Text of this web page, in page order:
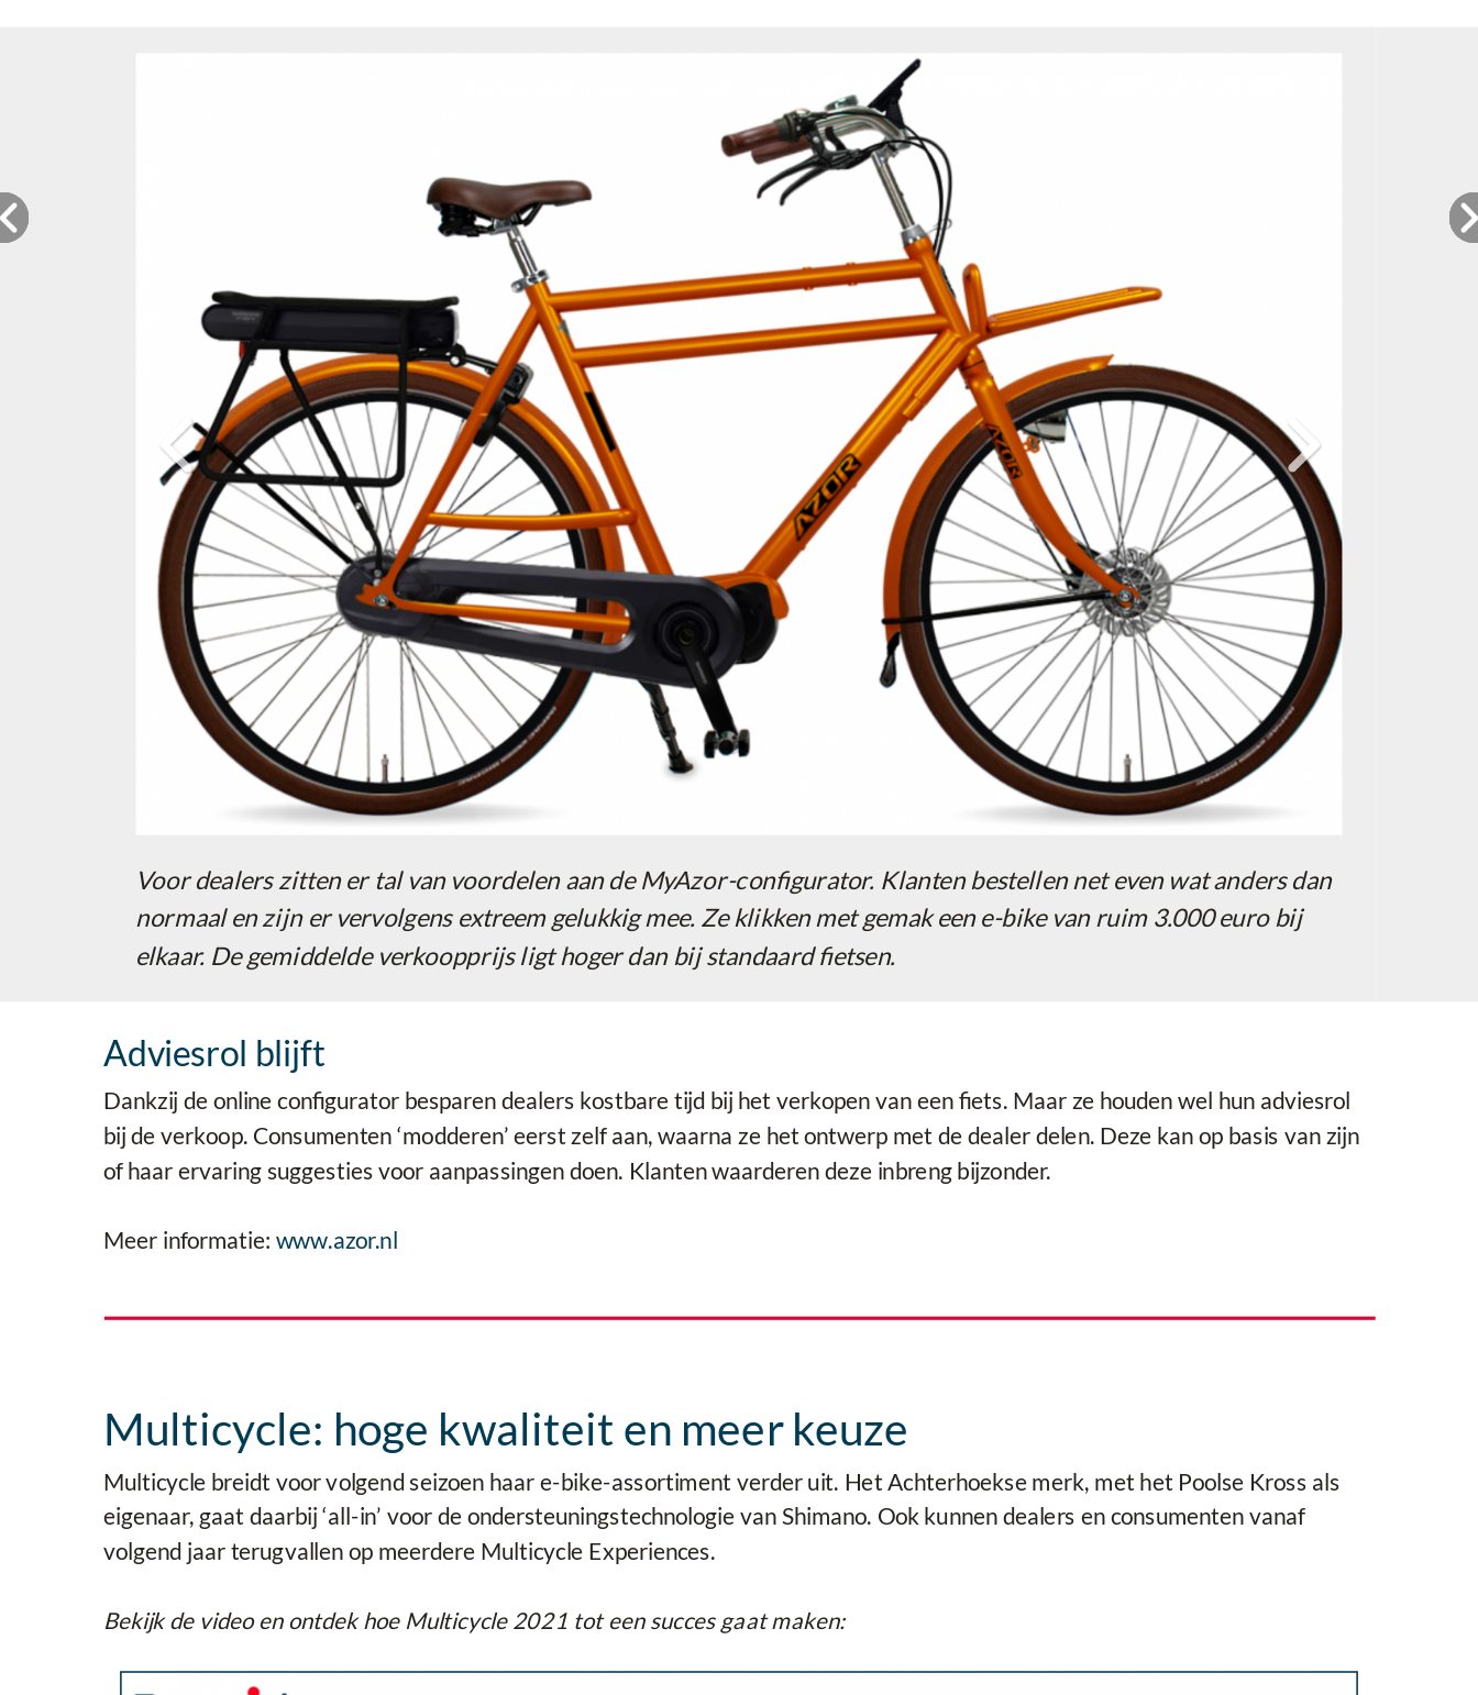
Voor dealers zitten er tal van voordelen aan de MyAzor-configurator. Klanten bestellen net even wat anders dan
normaal en zijn er vervolgens extreem gelukkig mee. Ze klikken met gemak een e-bike van ruim 3.000 euro bij
elkaar. De gemiddelde verkoopprijs ligt hoger dan bij standaard fietsen.
Adviesrol blijft
Dankzij de online configurator besparen dealers kostbare tijd bij het verkopen van een fiets. Maar ze houden wel hun adviesrol
bij de verkoop. Consumenten ‘modderen’ eerst zelf aan, waarna ze het ontwerp met de dealer delen. Deze kan op basis van zijn
of haar ervaring suggesties voor aanpassingen doen. Klanten waarderen deze inbreng bijzonder.
Meer informatie: www.azor.nl
Multicycle: hoge kwaliteit en meer keuze
Multicycle breidt voor volgend seizoen haar e-bike-assortiment verder uit. Het Achterhoekse merk, met het Poolse Kross als
eigenaar, gaat daarbij ‘all-in’ voor de ondersteuningstechnologie van Shimano. Ook kunnen dealers en consumenten vanaf
volgend jaar terugvallen op meerdere Multicycle Experiences.
Bekijk de video en ontdek hoe Multicycle 2021 tot een succes gaat maken: